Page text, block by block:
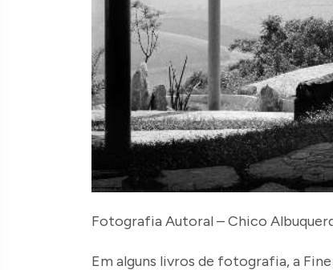
Fotografia Autoral – Chico
Em alguns livros de fotografia, a